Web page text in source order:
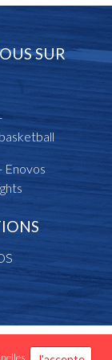
SUR
Enovos